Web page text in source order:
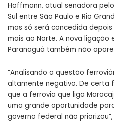
Hoffmann, atual senadora
Sul entre São Paulo e Rio
mas só será concedida
mais ao Norte. A nova ligação
Paranaguá também não
“Analisando a questão
altamente negativo. De certa
que a ferrovia que liga
uma grande oportunidade
governo federal não